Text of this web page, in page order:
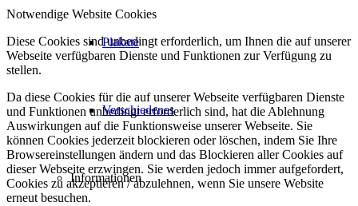
Plakate
Verschiedenes
Informationen
Notwendige Website Cookies
Diese Cookies sind unbedingt erforderlich, um Ihnen die auf unserer
Webseite verfügbaren Dienste und Funktionen zur Verfügung zu
stellen.
Da diese Cookies für die auf unserer Webseite verfügbaren Dienste
und Funktionen unbedingt erforderlich sind, hat die Ablehnung
Auswirkungen auf die Funktionsweise unserer Webseite. Sie
können Cookies jederzeit blockieren oder löschen, indem Sie Ihre
Browsereinstellungen ändern und das Blockieren aller Cookies auf
dieser Webseite erzwingen. Sie werden jedoch immer aufgefordert,
Cookies zu akzeptieren / abzulehnen, wenn Sie unsere Website
erneut besuchen.